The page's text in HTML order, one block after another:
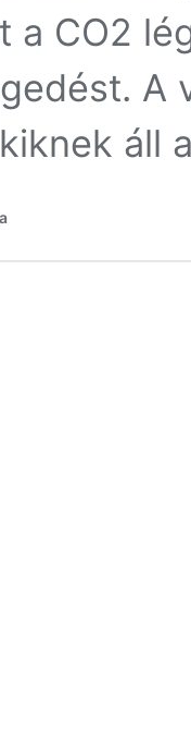
a CO2
A
áll